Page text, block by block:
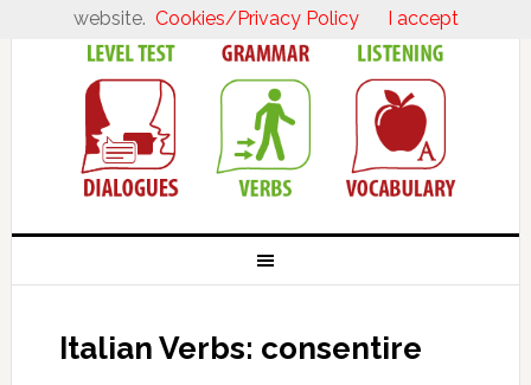
Italian Verbs: consentire
website. Cookies/Privacy Policy I accept